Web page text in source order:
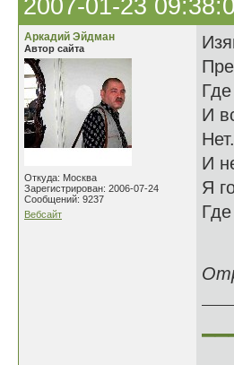
2007-01-23
Аркадий Эйдман
Автор сайта
Откуда: Москва
Зарегистрирован: 2006-07-24
Сообщений: 9237
Вебсайт
И
И
Я